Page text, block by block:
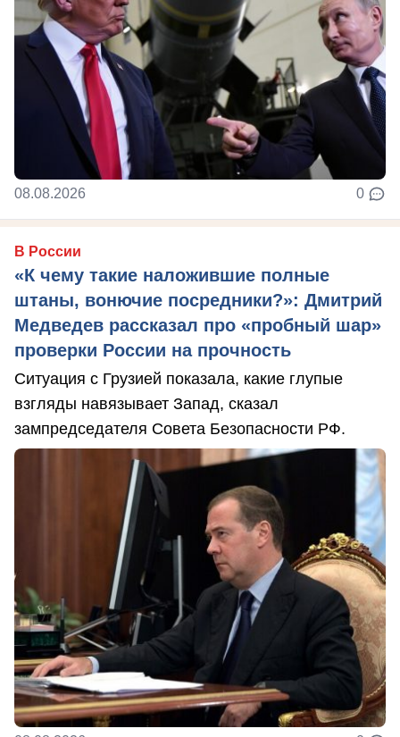
08.08.2026 0
В России
«К чему такие наложившие полные
штаны, вонючие посредники?»: Дмитрий
Медведев рассказал про «пробный шар»
проверки России на прочность
Ситуация с Грузией показала, какие глупые
взгляды навязывает Запад, сказал
зампредседателя Совета Безопасности РФ.